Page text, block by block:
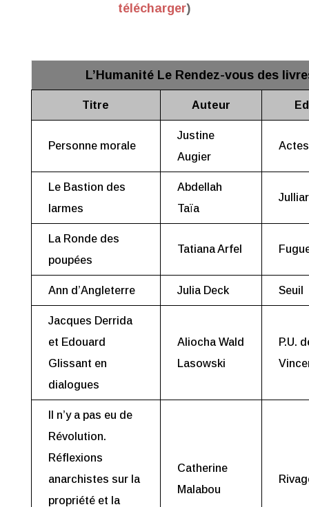
télécharger)
L’Humanité Le Rendez-vous des
Titre Auteur
Personne morale
Justine
Augier
Le Bastion des
larmes
Abdellah
Taïa
La Ronde des
poupées
Tatiana Arfel
Ann d’Angleterre Julia Deck Seuil
Jacques Derrida
et Edouard
Glissant en
dialogues
Aliocha Wald
Lasowski
P.U.
Il n’y a pas eu de
Révolution.
Réflexions
anarchistes sur la
propriété et la
Catherine
Malabou